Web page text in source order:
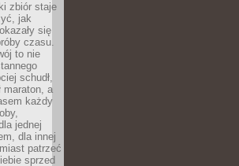
zbiór staje
jak
się
czasu.
to nie
schudł,
maraton, a
każdy
jednej
dla innej
patrzeć
sprzed